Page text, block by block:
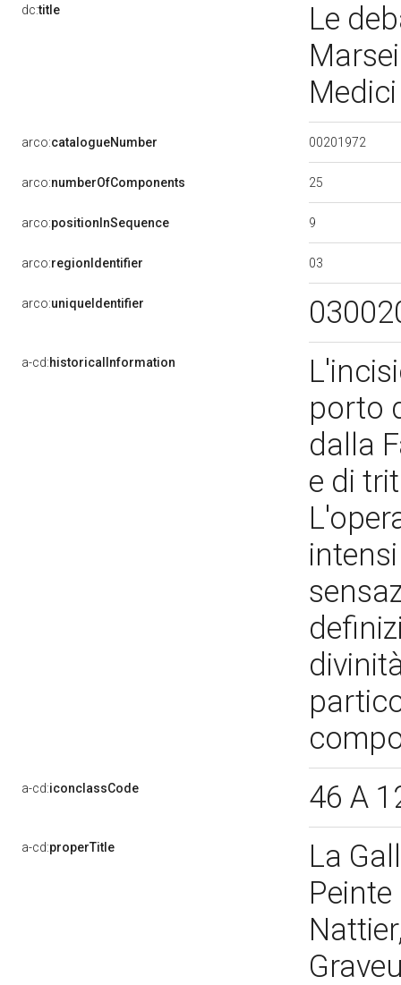
dc:title
Le
arco:catalogueNumber 00201972
arco:numberOfComponents 25
arco:positionInSequence 9
arco:regionIdentifier 03
arco:uniqueIdentifier
a-cd:historicalInformation
porto
dalla
e di
a-cd:iconclassCode 46 A
a-cd:properTitle
La